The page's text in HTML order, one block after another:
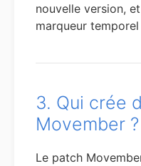
nouvelle version,
marqueur temporel
3. Qui crée
Movember ?
Le patch